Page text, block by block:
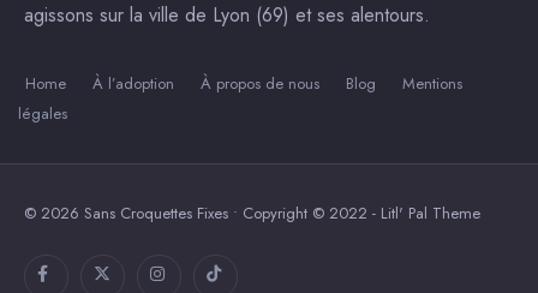
agissons sur la ville de Lyon (69) et ses alentours.
Home À l’adoption À propos de nous Blog
Mentions
légales
© 2026 Sans Croquettes Fixes • Copyright © 2022 - Litl' Pal Theme